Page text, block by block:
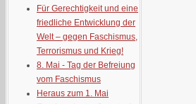
Für Gerechtigkeit und eine
friedliche Entwicklung der
Welt – gegen Faschismus,
Terrorismus und Krieg!
8. Mai - Tag der Befreiung
vom Faschismus
Heraus zum 1. Mai